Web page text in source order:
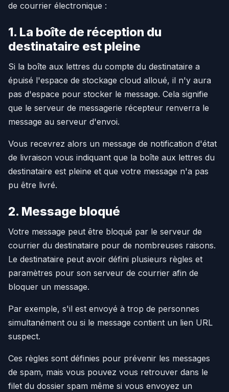
de courrier électronique :
1. La boîte de réception du
destinataire est pleine
Si la boîte aux lettres du compte du destinataire a
épuisé l'espace de stockage cloud alloué, il n'y aura
pas d'espace pour stocker le message. Cela signifie
que le serveur de messagerie récepteur renverra le
message au serveur d'envoi.
Vous recevrez alors un message de notification d'état
de livraison vous indiquant que la boîte aux lettres du
destinataire est pleine et que votre message n'a pas
pu être livré.
2. Message bloqué
Votre message peut être bloqué par le serveur de
courrier du destinataire pour de nombreuses raisons.
Le destinataire peut avoir défini plusieurs règles et
paramètres pour son serveur de courrier afin de
bloquer un message.
Par exemple, s'il est envoyé à trop de personnes
simultanément ou si le message contient un lien URL
suspect.
Ces règles sont définies pour prévenir les messages
de spam, mais vous pouvez vous retrouver dans le
filet du dossier spam même si vous envoyez un